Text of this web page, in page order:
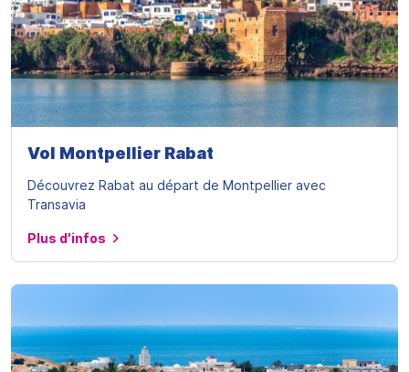
Vol Montpellier Rabat
Découvrez Rabat au départ de Montpellier avec
Transavia
Plus d'infos